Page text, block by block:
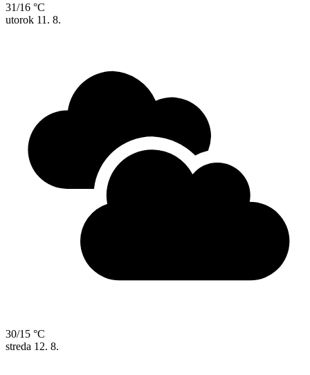
31/16 °C
utorok 11. 8.
30/15 °C
streda 12. 8.